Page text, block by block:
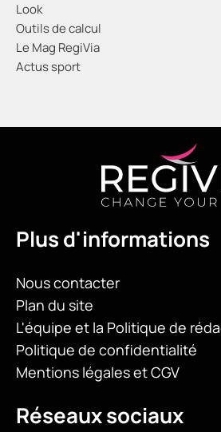
Look
Outils de calcul
Le Mag RegiVia
Actus sport
Plus d'informations
Nous contacter
Plan du site
L'équipe et la Politique de
Politique de confidentialité
Mentions légales et CGV
Réseaux sociaux